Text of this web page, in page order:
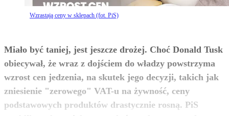
Wzrastają ceny w sklepach (fot. PiS)
Miało być taniej, jest jeszcze drożej. Choć Donald Tusk
obiecywał, że wraz z dojściem do władzy powstrzyma
wzrost cen jedzenia, na skutek jego decyzji, takich jak
zniesienie "zerowego" VAT-u na żywność, ceny
podstawowych produktów drastycznie rosną. PiS
zobacz więcej